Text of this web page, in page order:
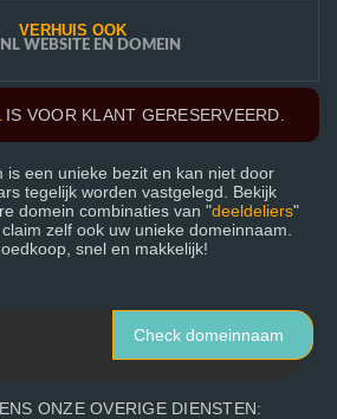
VERHUIS OOK
WEBSITE EN DOMEIN
IS VOOR KLANT GERESERVEERD.
is een unieke bezit en kan niet door
tegelijk worden vastgelegd. Bekijk
domein combinaties van "deeldeliers"
zelf ook uw unieke domeinnaam.
snel en makkelijk!
Check domeinnaam
ONZE OVERIGE DIENSTEN: